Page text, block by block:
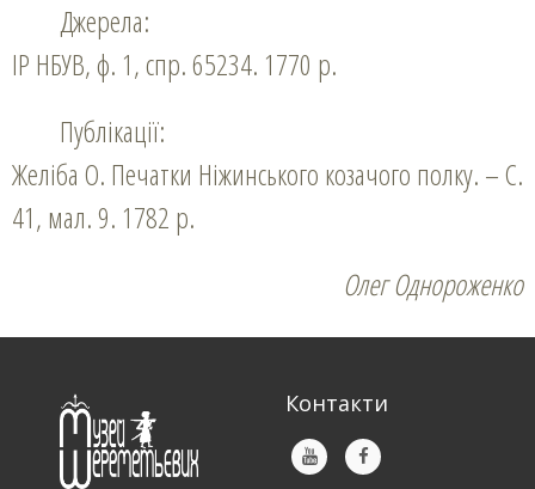
Джерела:
ІР НБУВ, ф. 1, спр. 65234. 1770 р.
Публікації:
Желіба О. Печатки Ніжинського козачого полку. – С.
41, мал. 9. 1782 р.
Олег Однороженко
Контакти